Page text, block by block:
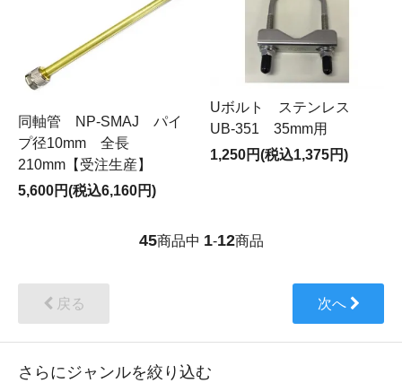
同軸管 NP-SMAJ パイ
プ径10mm 全長
210mm【受注生産】
5,600円(税込6,160円)
Uボルト ステンレス
UB-351 35mm用
1,250円(税込1,375円)
45商品中 1-12商品
戻る 次へ
さらにジャンルを絞り込む